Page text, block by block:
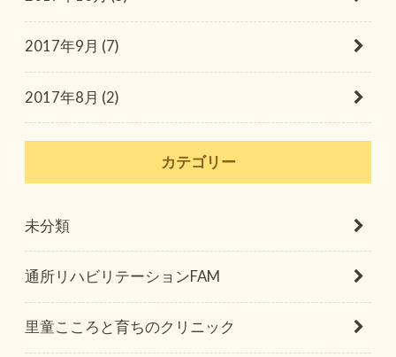
2017年9月 (7)
2017年8月 (2)
カテゴリー
未分類
通所リハビリテーションFAM
里童こころと育ちのクリニック